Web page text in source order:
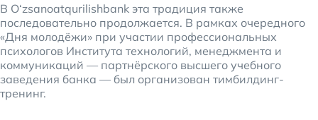
В O‘zsanoatqurilishbank эта традиция также
последовательно продолжается. В рамках очередного
«Дня молодёжи» при участии профессиональных
психологов Института технологий, менеджмента и
коммуникаций — партнёрского высшего учебного
заведения банка — был организован тимбилдинг-
тренинг.